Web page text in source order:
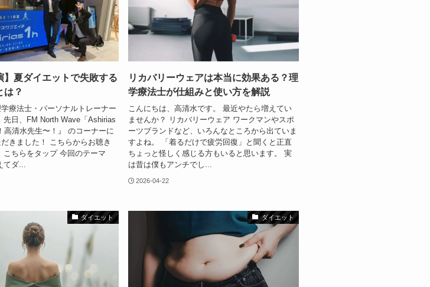
】夏ダイエットで失敗する
は？
療法士・パーソナルトレーナー
先日、FM North Wave「Ashirias
高清水先生〜！』 のコーナーに
きました！ こちらからお聴き
こちらをタップ 今回のテーマ
てダ...
リカバリーウェアは本当に効果ある？理
学療法士が仕組みと使い方を解説
こんにちは、高清水です。 最近やたら増えてい
ませんか？ リカバリーウェア ワークマンやスポ
ーツブランドなど、いろんなところから出ていま
すよね。 「着るだけで疲労回復」と聞くと正直
ちょっと怪しく感じる方もいると思います。 実
は昔は僕もアンチでし...
2026-04-22
ダイエット ダイエット